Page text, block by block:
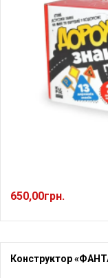
650,00грн.
Конструктор